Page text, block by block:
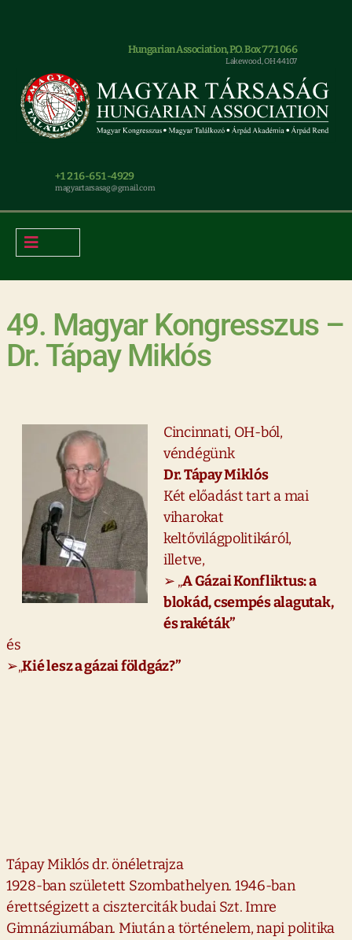
Hungarian Association, P.O. Box 771066
Lakewood, OH 44107
+1 216-651-4929
magyar.tarsasag@gmail.com
49. Magyar Kongresszus –
Dr. Tápay Miklós
Cincinnati, OH-ból,
véndégünk
Dr. Tápay Miklós
Két előadást tart a mai
viharokat
keltővilágpolitikáról,
illetve,
➢ „A Gázai Konfliktus: a
blokád, csempés alagutak,
és rakéták”
és
➢„Kié lesz a gázai földgáz?”
Tápay Miklós dr. önéletrajza
1928-ban született Szombathelyen. 1946-ban
érettségizett a ciszterciták budai Szt. Imre
Gimnáziumában. Miután a történelem, napi politika